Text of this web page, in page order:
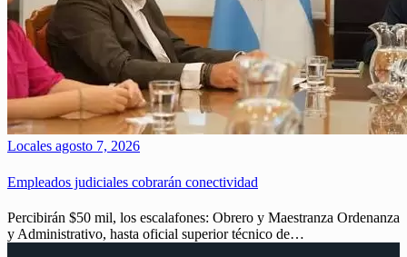
Locales agosto 7, 2026
Empleados judiciales cobrarán conectividad
Percibirán $50 mil, los escalafones: Obrero y Maestranza Ordenanza
y Administrativo, hasta oficial superior técnico de…